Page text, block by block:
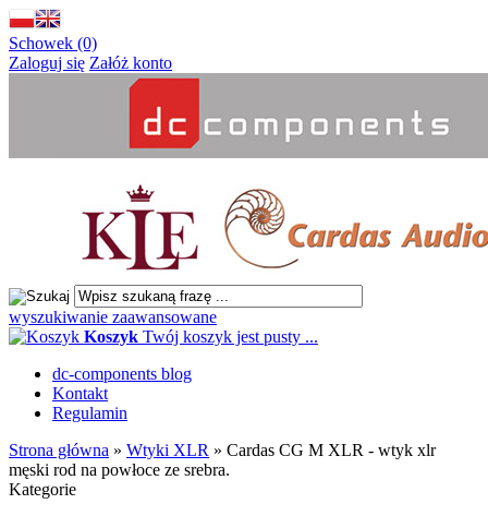
Schowek (0)
Zaloguj się Załóż konto
wyszukiwanie zaawansowane
Koszyk Twój koszyk jest pusty ...
dc-components blog
Kontakt
Regulamin
Strona główna » Wtyki XLR » Cardas CG M XLR - wtyk xlr
męski rod na powłoce ze srebra.
Kategorie